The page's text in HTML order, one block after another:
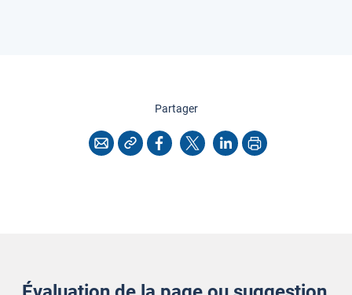
Partagercette page
CourrielCopier l'adresse
Facebook
X LinkedInImprimer